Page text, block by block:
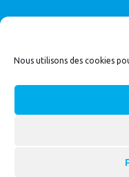
Nous utilisons des cookies